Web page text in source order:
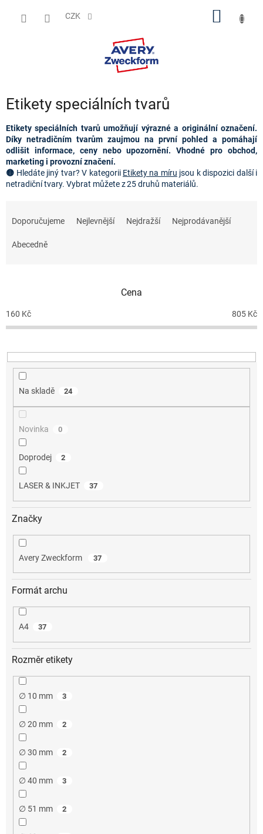
CZK
Etikety speciálních tvarů
Etikety speciálních tvarů umožňují výrazné a originální označení.
Díky netradičním tvarům zaujmou na první pohled a pomáhají
odlišit informace, ceny nebo upozornění. Vhodné pro obchod,
marketing i provozní značení.
🟡 Hledáte jiný tvar?V kategorii Etikety na míru jsou k dispozici další i
netradiční tvary. Vybrat můžete z 25 druhů materiálů.
o
d
k
t
Doporučujeme Nejlevnější Nejdražší Nejprodávanější
Abecedně
Cena
160 Kč 805 Kč
Na skladě 24
Novinka 0
Doprodej 2
LASER & INKJET 37
Značky
Avery Zweckform 37
Formát archu
A4 37
Rozměr etikety
∅ 10 mm 3
∅ 20 mm 2
∅ 30 mm 2
∅ 40 mm 3
∅ 51 mm 2